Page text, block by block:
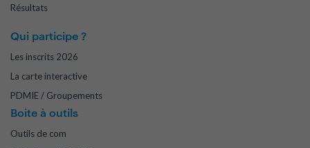
Résultats
Qui participe ?
Les inscrits 2026
La carte interactive
PDMIE / Groupements
Boite à outils
Outils de com